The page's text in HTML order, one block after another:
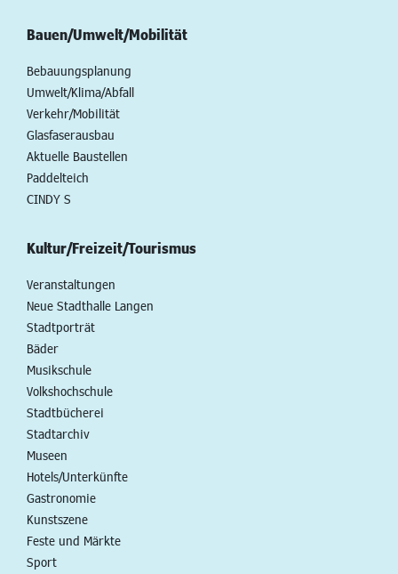
Bauen/Umwelt/Mobilität
Bebauungsplanung
Umwelt/Klima/Abfall
Verkehr/Mobilität
Glasfaserausbau
Aktuelle Baustellen
Paddelteich
CINDY S
Kultur/Freizeit/Tourismus
Veranstaltungen
Neue Stadthalle Langen
Stadtporträt
Bäder
Musikschule
Volkshochschule
Stadtbücherei
Stadtarchiv
Museen
Hotels/Unterkünfte
Gastronomie
Kunstszene
Feste und Märkte
Sport